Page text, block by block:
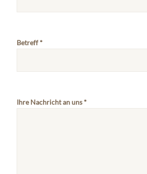
Betreff *
Ihre Nachricht an uns *